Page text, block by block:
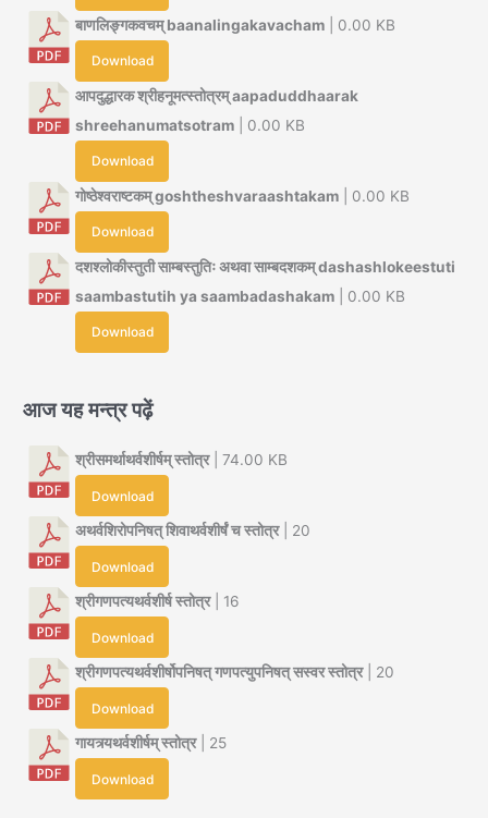
बाणलिङ्गकवचम् baanalingakavacham | 0.00 KB
Download
आपदुद्धारक श्रीहनूमत्स्तोत्रम् aapaduddhaarak
shreehanumatsotram | 0.00 KB
Download
गोष्ठेश्वराष्टकम् goshtheshvaraashtakam | 0.00 KB
Download
दशश्लोकीस्तुती साम्बस्तुतिः अथवा साम्बदशकम् dashashlokeestuti
saambastutih ya saambadashakam | 0.00 KB
Download
आज यह मन्त्र पढ़ें
श्रीसमर्थाथर्वशीर्षम् स्तोत्र| 74.00 KB
Download
अथर्वशिरोपनिषत् शिवाथर्वशीर्षं च स्तोत्र| 20
Download
श्रीगणपत्यथर्वशीर्ष स्तोत्र| 16
Download
श्रीगणपत्यथर्वशीर्षोपनिषत् गणपत्युपनिषत् सस्वर स्तोत्र| 20
Download
गायत्र्यथर्वशीर्षम् स्तोत्र| 25
Download